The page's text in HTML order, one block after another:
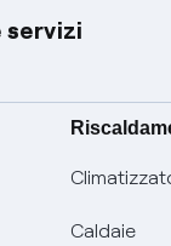
Caldaie